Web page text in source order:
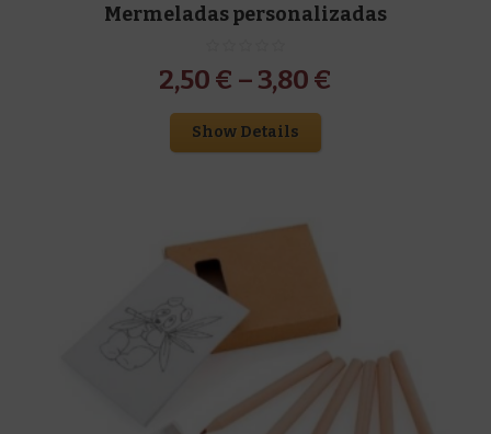
Mermeladas personalizadas
2,50 € –3,80 €
Show Details